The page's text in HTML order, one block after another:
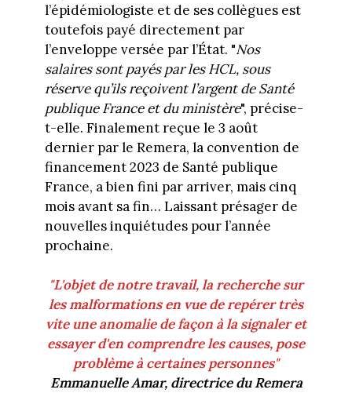
l’épidémiologiste et de ses collègues est
toutefois payé directement par
l’enveloppe versée par l’État. "Nos
salaires sont payés par les HCL, sous
réserve qu’ils reçoivent l’argent de Santé
publique France et du ministère", précise-
t-elle. Finalement reçue le 3 août
dernier par le Remera, la convention de
financement 2023 de Santé publique
France, a bien fini par arriver, mais cinq
mois avant sa fin… Laissant présager de
nouvelles inquiétudes pour l’année
prochaine.
"L'objet de notre travail, la recherche sur
les malformations en vue de repérer très
vite une anomalie de façon à la signaler et
essayer d'en comprendre les causes, pose
problème à certaines personnes"
Emmanuelle Amar, directrice du Remera